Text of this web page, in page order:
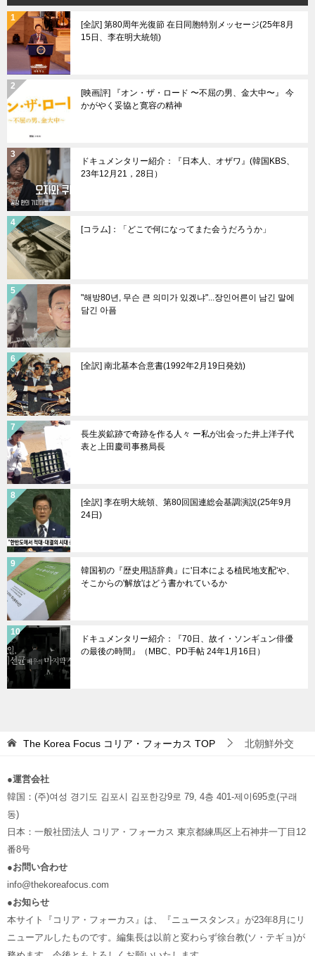
[全訳] 第80周年光復節 在日同胞特別メッセージ(25年8月
15日、李在明大統領)
[映画評] 『オン・ザ・ロード 〜不屈の男、金大中〜』 今
かがやく妥協と寛容の精神
ドキュメンタリー紹介：『日本人、オザワ』(韓国KBS、
23年12月21，28日）
[コラム]：「どこで何になってまた会うだろうか」
"해방80년, 무슨 큰 의미가 있겠냐"...장인어른이 남긴 말에
담긴 아픔
[全訳] 南北基本合意書(1992年2月19日発効)
長生炭鉱跡で奇跡を作る人々 ー私が出会った井上洋子代
表と上田慶司事務局長
[全訳] 李在明大統領、第80回国連総会基調演説(25年9月
24日)
韓国初の『歴史用語辞典』に'日本による植民地支配'や、
そこからの'解放'はどう書かれているか
ドキュメンタリー紹介：『70日、故イ・ソンギュン俳優
の最後の時間』（MBC、PD手帖 24年1月16日）
The Korea Focus コリア・フォーカス TOP 北朝鮮外交
●運営会社
韓国：(주)여성 경기도 김포시 김포한강9로 79, 4층 401-제이695호(구래
동)
日本：一般社団法人 コリア・フォーカス 東京都練馬区上石神井一丁目12
番8号
●お問い合わせ
info@thekoreafocus.com
●お知らせ
本サイト『コリア・フォーカス』は、『ニュースタンス』が23年8月にリ
ニューアルしたものです。編集長は以前と変わらず徐台教(ソ・テギョ)が